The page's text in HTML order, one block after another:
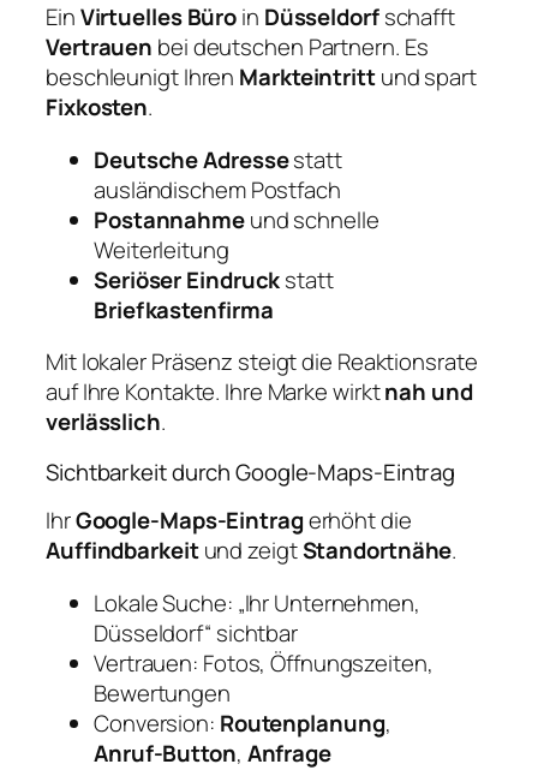
EinVirtuelles Büroin Düsseldorfschafft
Vertrauen bei deutschen Partnern. Es
beschleunigt Ihren Markteintrittund spart
Fixkosten.
Deutsche Adressestatt
ausländischem Postfach
Postannahmeund schnelle
Weiterleitung
Seriöser Eindruckstatt
Briefkastenfirma
Mit lokaler Präsenz steigt die Reaktionsrate
auf Ihre Kontakte. Ihre Marke wirktnah und
verlässlich.
Sichtbarkeit durch Google‑Maps‑Eintrag
IhrGoogle‑Maps‑Eintragerhöht die
Auffindbarkeitund zeigtStandortnähe.
Lokale Suche: „Ihr Unternehmen,
Düsseldorf“ sichtbar
Vertrauen: Fotos, Öffnungszeiten,
Bewertungen
Conversion: Routenplanung,
Anruf‑Button, Anfrage